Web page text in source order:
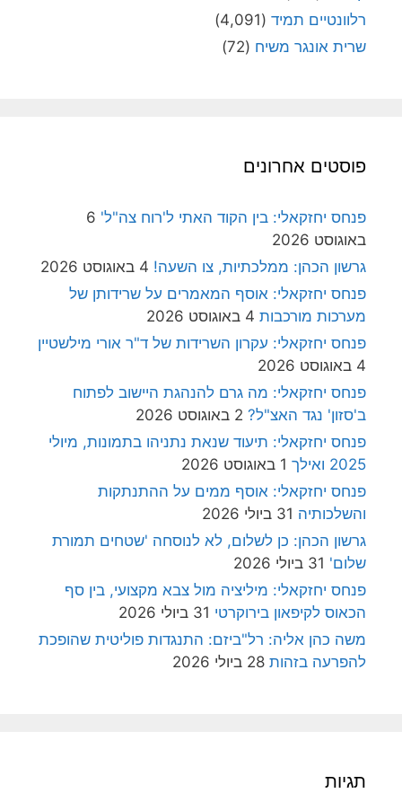
רלוונטיים תמיד (4,091)
שרית אונגר משיח (72)
פוסטים אחרונים
פנחס יחזקאלי: בין הקוד האתי ל'רוח צה"ל' 6
באוגוסט 2026
גרשון הכהן: ממלכתיות, צו השעה! 4 באוגוסט 2026
פנחס יחזקאלי: אוסף המאמרים על שרידותן של
מערכות מורכבות 4 באוגוסט 2026
פנחס יחזקאלי: עקרון השרידות של ד"ר אורי מילשטיין
4 באוגוסט 2026
פנחס יחזקאלי: מה גרם להנהגת היישוב לפתוח
ב'סזון' נגד האצ"ל? 2 באוגוסט 2026
פנחס יחזקאלי: תיעוד שנאת נתניהו בתמונות, מיולי
2025 ואילך
1 באוגוסט 2026
פנחס יחזקאלי: אוסף ממים על ההתנתקות
והשלכותיה 31 ביולי 2026
גרשון הכהן: כן לשלום, לא לנוסחה 'שטחים תמורת
שלום' 31 ביולי 2026
פנחס יחזקאלי: מיליציה מול צבא מקצועי, בין סף
הכאוס לקיפאון בירוקרטי 31 ביולי 2026
משה כהן אליה: רל"ביזם: התנגדות פוליטית שהופכת
להפרעה בזהות 28 ביולי 2026
תגיות